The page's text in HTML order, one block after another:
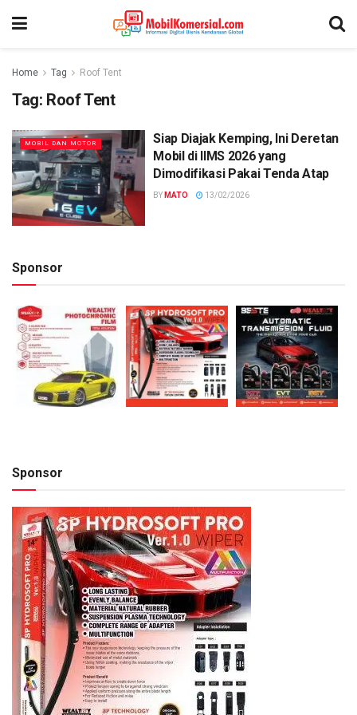
Home Tag Roof Tent
Tag: Roof Tent
MOBIL DAN MOTOR
Siap Diajak Kemping, Ini Deretan
Mobil di IIMS 2026 yang
Dimodifikasi Pakai Tenda Atap
BY MATO 13/02/2026
Sponsor
Sponsor